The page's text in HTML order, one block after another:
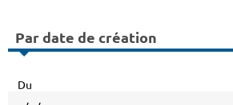
Par date de création
Du